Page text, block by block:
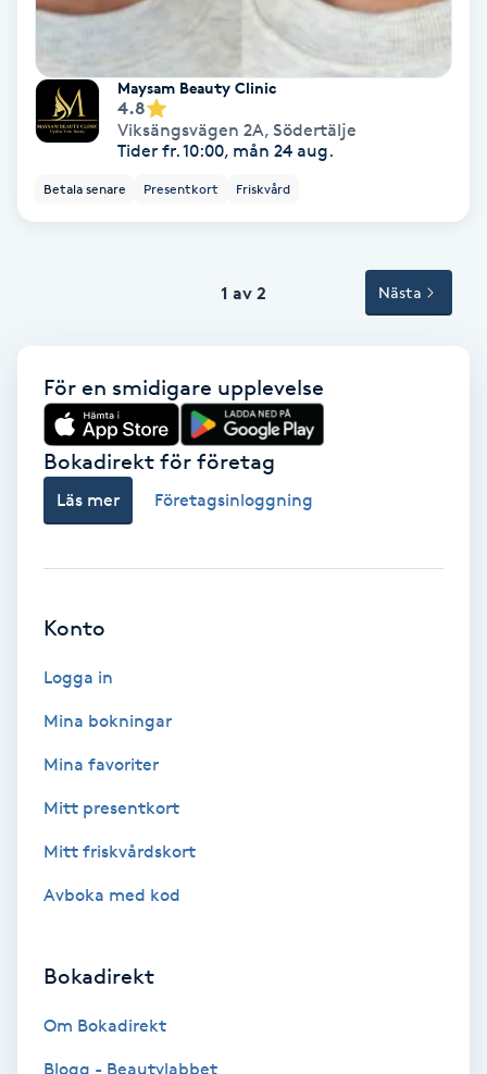
Tvätt & Fön
Vaccination
Veterinär
Vibrationsmassage
Volymfransar
Vårtor
Yin Yoga
Yoga Nidra
Zonterapi
Maysam Beauty Clinic
4.8
Viksängsvägen 2A, Södertälje
Tider fr. 10:00, mån 24 aug.
Betala senare Presentkort Friskvård
1 av 2 Nästa
För en smidigare upplevelse
Bokadirekt för företag
Läs mer Företagsinloggning
Konto
Logga in
Mina bokningar
Mina favoriter
Mitt presentkort
Mitt friskvårdskort
Avboka med kod
Bokadirekt
Om Bokadirekt
Blogg - Beautylabbet